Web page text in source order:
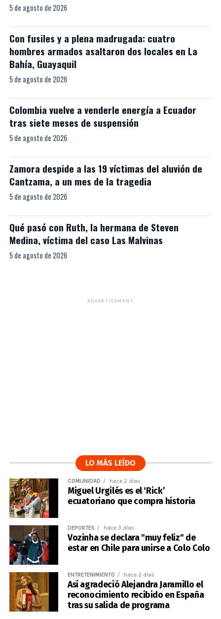
5 de agosto de 2026
Con fusiles y a plena madrugada: cuatro
hombres armados asaltaron dos locales en La
Bahía, Guayaquil
5 de agosto de 2026
Colombia vuelve a venderle energía a Ecuador
tras siete meses de suspensión
5 de agosto de 2026
Zamora despide a las 19 víctimas del aluvión de
Cantzama, a un mes de la tragedia
5 de agosto de 2026
Qué pasó con Ruth, la hermana de Steven
Medina, víctima del caso Las Malvinas
5 de agosto de 2026
ADVERTISEMENT
LO MÁS LEÍDO
COMUNIDAD hace 2 días
Miguel Urgilés es el ‘Rick’
ecuatoriano que compra historia
DEPORTES hace 3 días
Vozinha se declara "muy feliz" de
estar en Chile para unirse a Colo Colo
ENTRETENIMIENTO hace 2 días
Así agradeció Alejandra Jaramillo el
reconocimiento recibido en España
tras su salida de programa